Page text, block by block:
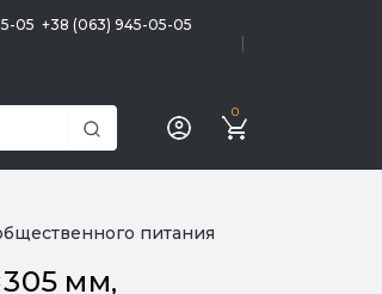
05 +38 (063) 945-05-05
0
питания
мм,